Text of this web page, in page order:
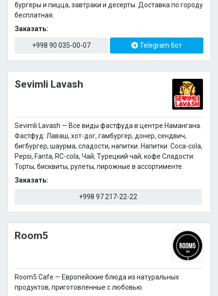
бургеры и пицца, завтраки и десерты. Доставка по городу
бесплатная.
Заказать:
+998 90 035-00-07 Telegram бот
Sevimli Lavash
Sevimli Lavash — Все виды фастфуда в центре Намангана.
Фастфуд: Лаваш, хот-дог, гамбургер, донер, сендвич,
бигбургер, шаурма, сладости, напитки. Напитки: Coca-cola,
Pepsi, Fanta, RC-cola, Чай, Турецкий чай, кофе Сладости:
Торты, бисквиты, рулеты, пирожные в ассортименте.
Заказать:
+998 97 217-22-22
Room5
Room5 Cafe — Европейские блюда из натуральных
продуктов, приготовленные с любовью.